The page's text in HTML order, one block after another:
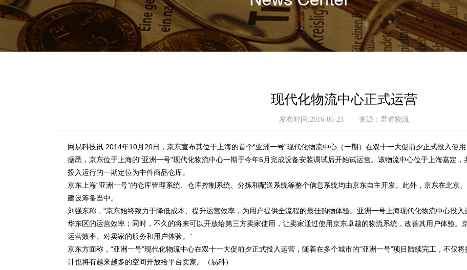
现代化物流中心正式运营
发布时间:2016-06-23 来源：君道物流
网易科技讯 2014年10月20日，京东宣布其位于上海的首个“亚洲一号”现代化物流中心（一期）在双十一大促前夕正式投入使
据悉，京东位于上海的“亚洲一号”现代化物流中心一期于今年6月完成设备安装调试后开始试运营。该物流中心位于上海嘉定
投入运行的一期定位为中件商品仓库。
京东上海“亚洲一号”的仓库管理系统、仓库控制系统、分拣和配送系统等整个信息系统均由京东自主开发。此外，京东在北京
建设筹备当中。
刘强东称，“京东始终致力于降低成本、提升运营效率，为用户提供全流程的最佳购物体验。亚洲一号上海现代化物流中心投
华东区的运营效率；同时，不久的将来可以开放给第三方卖家使用，让卖家通过使用京东卓越的物流系统，改善其用户体验。
运营效率、对卖家的服务和用户体验。”
京东方面称，“亚洲一号”现代化物流中心在双十一大促前夕正式投入运营，随着在多个城市的“亚洲一号”项目陆续完工，不仅
计也将有越来越多的空间开放给平台卖家。（易科）